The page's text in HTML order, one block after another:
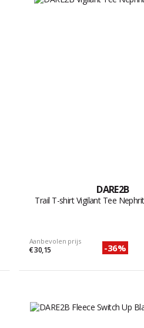
DARE2B
Trail T-shirt Vigilant Tee
Aanbevolen prijs
€ 30,15 -36%